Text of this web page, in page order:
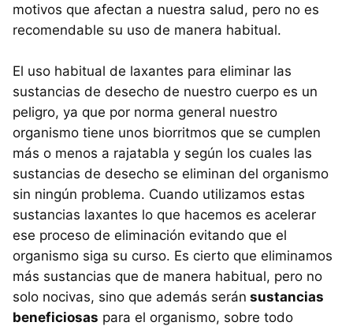
motivos que afectan a nuestra salud, pero no es
recomendable su uso de manera habitual.
El uso habitual de laxantes para eliminar las
sustancias de desecho de nuestro cuerpo es un
peligro, ya que por norma general nuestro
organismo tiene unos biorritmos que se cumplen
más o menos a rajatabla y según los cuales las
sustancias de desecho se eliminan del organismo
sin ningún problema. Cuando utilizamos estas
sustancias laxantes lo que hacemos es acelerar
ese proceso de eliminación evitando que el
organismo siga su curso. Es cierto que eliminamos
más sustancias que de manera habitual, pero no
solo nocivas, sino que además serán sustancias
beneficiosas para el organismo, sobre todo